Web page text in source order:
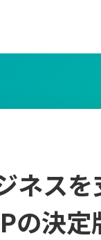
ネスを
の決定